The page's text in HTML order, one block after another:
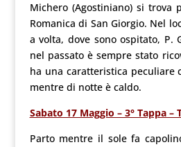
Michero (Agostiniano) si trova
Romanica di San Giorgio. Nel
a volta, dove sono ospitato, P.
nel passato è sempre stato
ha una caratteristica peculiare
mentre di notte è caldo.
Sabato 17 Maggio – 3° Tappa –
Parto mentre il sole fa